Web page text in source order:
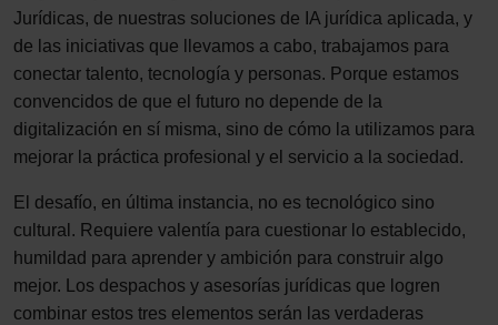
Jurídicas, de nuestras soluciones de IA jurídica aplicada, y
de las iniciativas que llevamos a cabo, trabajamos para
conectar talento, tecnología y personas. Porque estamos
convencidos de que el futuro no depende de la
digitalización en sí misma, sino de cómo la utilizamos para
mejorar la práctica profesional y el servicio a la sociedad.
El desafío, en última instancia, no es tecnológico sino
cultural. Requiere valentía para cuestionar lo establecido,
humildad para aprender y ambición para construir algo
mejor. Los despachos y asesorías jurídicas que logren
combinar estos tres elementos serán las verdaderas